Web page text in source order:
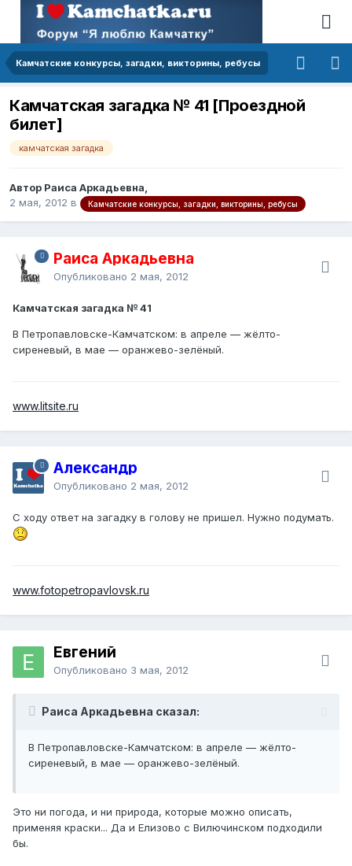
Камчатские конкурсы, загадки, викторины, ребусы
Камчатская загадка № 41 [Проездной
билет]
камчатская загадка
Автор Раиса Аркадьевна,
2 мая, 2012 в Камчатские конкурсы, загадки, викторины, ребусы
Раиса Аркадьевна
Опубликовано 2 мая, 2012
Камчатская загадка № 41
В Петропавловске-Камчатском: в апреле — жёлто-
сиреневый, в мае — оранжево-зелёный.
www.litsite.ru
Александр
Опубликовано 2 мая, 2012
С ходу ответ на загадку в голову не пришел. Нужно подумать.
www.fotopetropavlovsk.ru
Евгений
Опубликовано 3 мая, 2012
Раиса Аркадьевна сказал:
В Петропавловске-Камчатском: в апреле — жёлто-
сиреневый, в мае — оранжево-зелёный.
Это ни погода, и ни природа, которые можно описать,
применяя краски... Да и Елизово с Вилючинском подходили
бы.